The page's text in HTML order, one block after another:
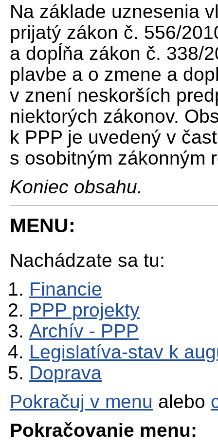
Na základe uznesenia
prijatý zákon č. 556/
a dopĺňa zákon č. 338/
plavbe a o zmene a
v znení neskorších
niektorých zákonov.
k PPP je uvedený v
s osobitným zákonným
Koniec obsahu.
MENU:
Nachádzate sa tu:
Financie
PPP projekty
Archív - PPP
Legislatíva-stav k
Doprava
Pokračuj v menu alebo
Pokračovanie menu: